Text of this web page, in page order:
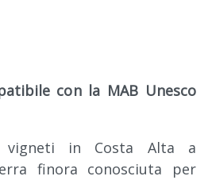
con la MAB Unesco
vigneti in Costa Alta a
finora conosciuta per